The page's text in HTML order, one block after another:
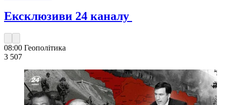
Ексклюзиви 24 каналу
08:00 Геополітика
3 507